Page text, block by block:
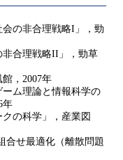
の非合理戦略I」，勁
非合理戦略II」，勁草
，2007年
ム理論と情報科学の
年
の科学」，産業図
合せ最適化（離散問題